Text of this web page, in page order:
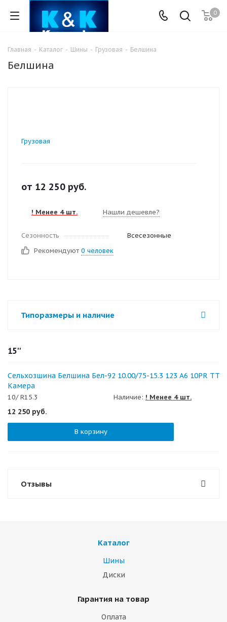
0
Главная - Каталог - Шины - Грузовая - Белшина
Белшина
Грузовая
от 12 250 руб.
! Менее 4 шт. Нашли дешевле?
Сезонность
Всесезонные
Рекомендуют 0 человек
Типоразмеры и наличие
15''
Сельхозшина Белшина Бел-92 10.00/75-15.3 123 A6 10PR TT
Камера
10/ R15.3 Наличие: ! Менее 4 шт.
12 250 руб.
В корзину
Отзывы
Каталог
Шины
Диски
Гарантия на товар
Оплата